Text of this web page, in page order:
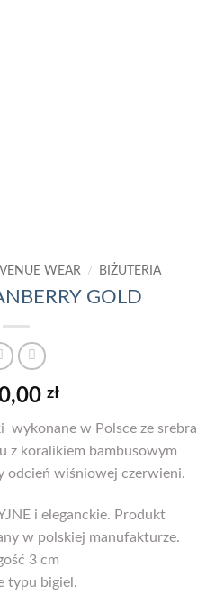
VENUE WEAR / BIŻUTERIA
GOLD
zł
wykonane w Polsce ze srebra
z koralikiem bambusowym
odcień wiśniowej czerwieni.
i eleganckie. Produkt
w polskiej manufakturze.
3 cm
typu bigiel.